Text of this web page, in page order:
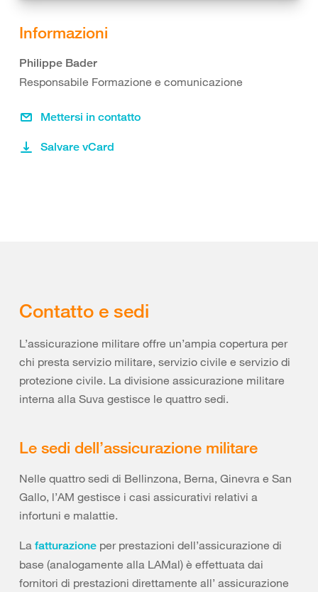
Informazioni
Philippe Bader
Responsabile Formazione e comunicazione
Mettersi in contatto
Salvare vCard
Contatto e sedi
L’assicurazione militare offre un’ampia copertura per
chi presta servizio militare, servizio civile e servizio di
protezione civile. La divisione assicurazione militare
interna alla Suva gestisce le quattro sedi.
Le sedi dell’assicurazione militare
Nelle quattro sedi di Bellinzona, Berna, Ginevra e San
Gallo, l’AM gestisce i casi assicurativi relativi a
infortuni e malattie.
La fatturazione per prestazioni dell’assicurazione di
base (analogamente alla LAMal) è effettuata dai
fornitori di prestazioni direttamente all’ assicurazione